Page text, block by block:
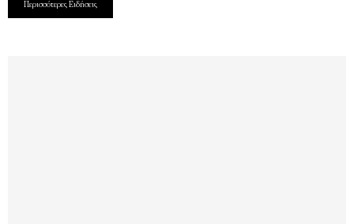
Περισσότερες Ειδήσεις